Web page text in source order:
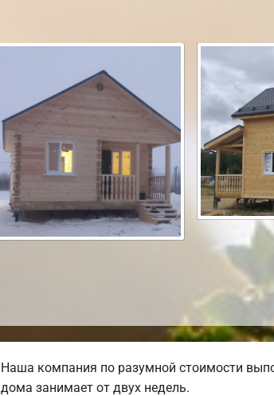
Наша компания по разумной стоимости
дома занимает от двух недель.